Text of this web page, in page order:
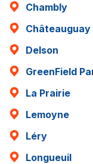
Chambly
Châteauguay
Delson
GreenField
La Prairie
Lemoyne
Léry
Longueuil